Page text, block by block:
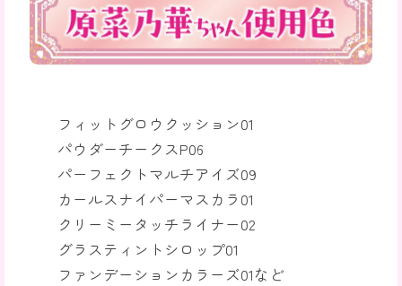
フィットグロウクッション01
パウダーチークスP06
パーフェクトマルチアイズ09
カールスナイパーマスカラ01
クリーミータッチライナー02
グラスティントシロップ01
ファンデーションカラーズ01など